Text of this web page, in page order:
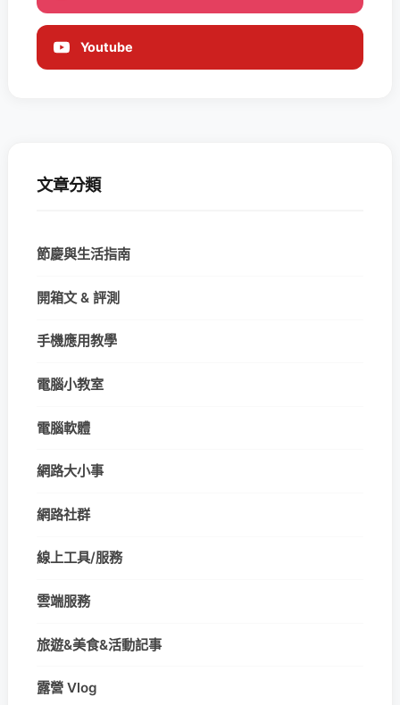
Youtube
文章分類
節慶與生活指南
開箱文 & 評測
手機應用教學
電腦小教室
電腦軟體
網路大小事
網路社群
線上工具/服務
雲端服務
旅遊&美食&活動記事
露營 Vlog